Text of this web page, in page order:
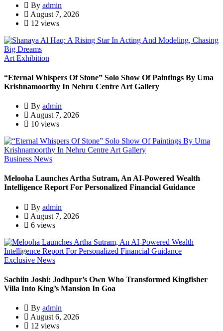
By admin
August 7, 2026
12 views
Art Exhibition
“Eternal Whispers Of Stone” Solo Show Of Paintings By Uma
Krishnamoorthy In Nehru Centre Art Gallery
By admin
August 7, 2026
10 views
Business News
Melooha Launches Artha Sutram, An AI-Powered Wealth
Intelligence Report For Personalized Financial Guidance
By admin
August 7, 2026
6 views
Exclusive News
Sachiin Joshi: Jodhpur’s Own Who Transformed Kingfisher
Villa Into King’s Mansion In Goa
By admin
August 6, 2026
12 views